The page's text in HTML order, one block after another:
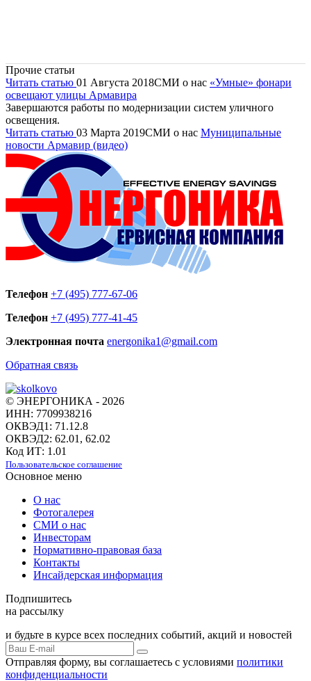
Прочие статьи
Читать статью 01 Августа 2018СМИ о нас «Умные» фонари
освещают улицы Армавира
Завершаются работы по модернизации систем уличного
освещения.
Читать статью 03 Марта 2019СМИ о нас Муниципальные
новости Армавир (видео)
Телефон +7 (495) 777-67-06
Телефон +7 (495) 777-41-45
Электронная почта energonika1@gmail.com
Обратная связь
© ЭНЕРГОНИКА - 2026
ИНН: 7709938216
ОКВЭД1: 71.12.8
ОКВЭД2: 62.01, 62.02
Код ИТ: 1.01
Пользовательское соглашение
Основное меню
О нас
Фотогалерея
СМИ о нас
Инвесторам
Нормативно-правовая база
Контакты
Инсайдерская информация
Подпишитесь
на рассылку
и будьте в курсе всех последних событий, акций и новостей
Отправляя форму, вы соглашаетесь с условиями политики
конфиденциальности